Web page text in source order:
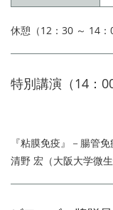
休憩（12：30 ～ 14：
特別講演（14：
『粘膜免疫』－腸管
清野 宏（大阪大学微生